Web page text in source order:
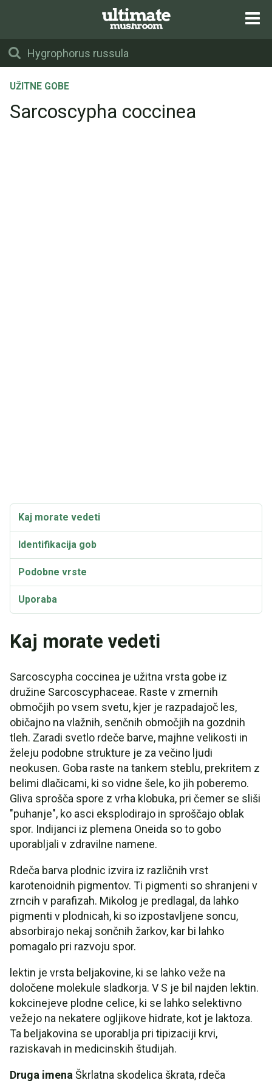
UŽITNE GOBE
Sarcoscypha coccinea
Kaj morate vedeti
Identifikacija gob
Podobne vrste
Uporaba
Recept: (E): Šiške škratov, polnjene z jajcem in
Taksonomija in etimologija
Sinonimi in različice
Sarcoscypha coccinea Video
Kaj morate vedeti
Sarcoscypha coccinea je užitna vrsta gobe iz
družine Sarcoscyphaceae. Raste v zmernih
območjih po vsem svetu, kjer je razpadajoč les,
običajno na vlažnih, senčnih območjih na gozdnih
tleh. Zaradi svetlo rdeče barve, majhne velikosti in
želeju podobne strukture je za večino ljudi
neokusen. Goba raste na tankem steblu, prekritem z
belimi dlačicami, ki so vidne šele, ko jih poberemo.
Gliva sprošča spore z vrha klobuka, pri čemer se sliši
"puhanje", ko asci eksplodirajo in sproščajo oblak
spor. Indijanci iz plemena Oneida so to gobo
uporabljali v zdravilne namene.
Rdeča barva plodnic izvira iz različnih vrst
karotenoidnih pigmentov. Ti pigmenti so shranjeni v
zrncih v parafizah. Mikolog je predlagal, da lahko
pigmenti v plodnicah, ki so izpostavljene soncu,
absorbirajo nekaj sončnih žarkov, kar bi lahko
pomagalo pri razvoju spor.
lektin je vrsta beljakovine, ki se lahko veže na
določene molekule sladkorja. V S je bil najden lektin.
kokcinejeve plodne celice, ki se lahko selektivno
vežejo na nekatere ogljikove hidrate, kot je laktoza.
Ta beljakovina se uporablja pri tipizaciji krvi,
raziskavah in medicinskih študijah.
Druga imena Škrlatna skodelica škrata, rdeča